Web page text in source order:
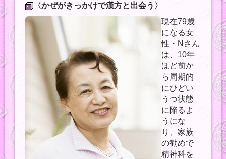
〈かぜがきっかけで漢方と出会う〉
現在79歳
になる女
性・Nさん
は、10年
ほど前か
ら周期的
にひどい
うつ状態
に陥るよ
うにな
り、家族
の勧めで
精神科を